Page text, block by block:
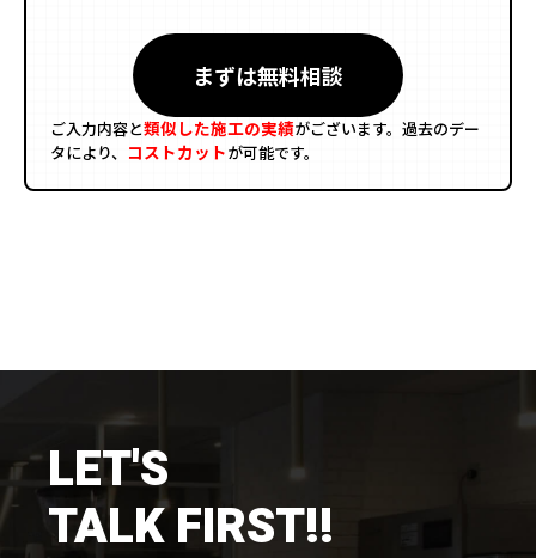
まずは無料相談
ご入力内容と類似した施工の実績がございます。過去のデー
タにより、 コストカットが可能です。
LET'S
TALK FIRST!!